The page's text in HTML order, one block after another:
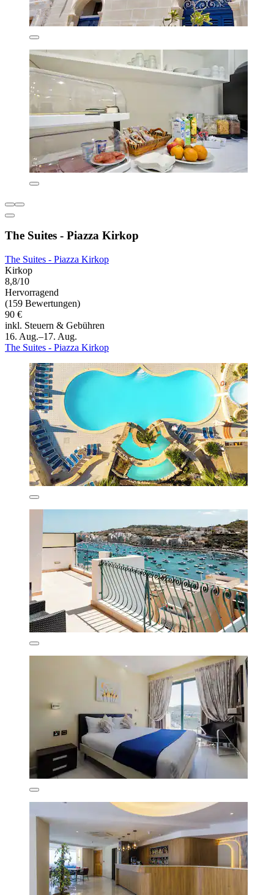
The Suites - Piazza Kirkop
The Suites - Piazza Kirkop
Kirkop
8,8/10
Hervorragend
(159 Bewertungen)
90 €
inkl. Steuern & Gebühren
16. Aug.–17. Aug.
The Suites - Piazza Kirkop